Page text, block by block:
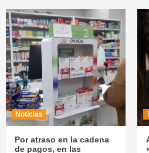
Noticias
Por atraso en la cadena
de pagos, en las